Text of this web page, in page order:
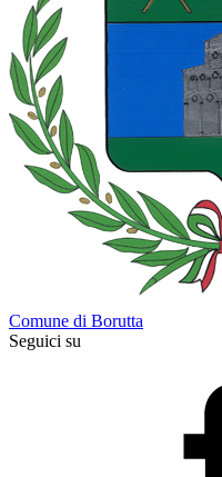
Comune di Borutta
Seguici su